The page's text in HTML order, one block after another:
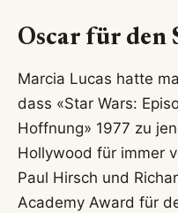
Oscar für den
Marcia Lucas hatte
dass «Star Wars:
Hoffnung» 1977 zu
Hollywood für immer
Paul Hirsch und
Academy Award für